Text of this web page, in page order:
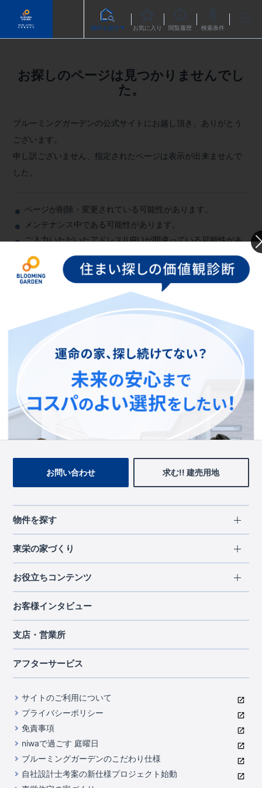
物件を探す お気に入り 閲覧履歴 検索条件
お探しのページは見つかりませんでし
た。
ブルーミングガーデンの公式サイトにお越し頂き、ありがとう
ございます。
申し訳ございません、指定されたページは表示が出来ませんで
した。
ページが削除・変更されている可能性があります。
メンテナンス中である可能性があります。
ご入力いただいたアドレス(URL)が間違っている可能性があ
お手数をおかけいたしますが、ブルーミングガーデンのトップ
上部のメニューよりお探しいただきますようお願いい
たします。
トップページに戻る
お問い合わせ 求む!! 建売用地
物件を探す
エリアから探す
北海道・東北
北海道
宮城県
千葉県
中部
山梨県
静岡県
滋賀県
京都府
中国・四国
岡山県
広島県
九州・沖縄
東栄の家づくり
長期優良住宅
住宅性能評価書
ブルーミングガーデンは地震につよい<建物編>
室内空間を快適に保つ断熱性能
コストパフォーマンスに自信
充実のアフターサポート
第三者評価によるお墨付き
家づくりのプロにも選ばれるブルーミングガーデン
住んでみるとじわじわ伝わる暮らしやすさへのこだわり
お役立ちコンテンツ
ご契約までの道のり
現地見学ガイド
ご紹介制度のご案内
東栄INDEX（用語集）
お客様インタビュー
支店・営業所
アフターサービス
サイトのご利用について
プライバシーポリシー
免責事項
niwaで過ごす 庭曜日
ブルーミングガーデンのこだわり仕様
自社設計士考案の新仕様プロジェクト始動